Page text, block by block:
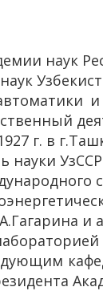
наук
г. в
науки УзССР
и